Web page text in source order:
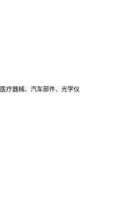
疗器械、汽车部件、光学仪